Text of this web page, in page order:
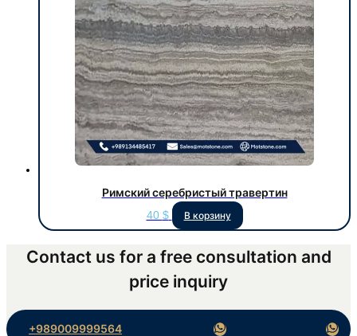
Римский серебристый травертин
40 $ В корзину
Contact us for a free consultation and
price inquiry
+989009999564